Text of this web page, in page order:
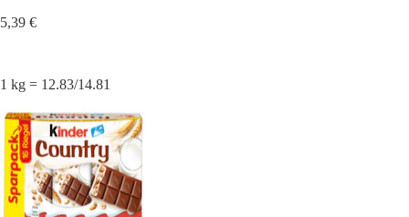
5,39 €
1 kg = 12.83/14.81